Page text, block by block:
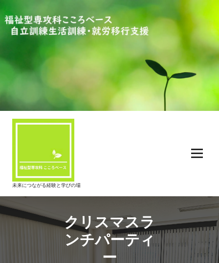
ン
テ
へ
ッ
プ
未来につながる経験と学びの場
クリスマスラ
ンチパーティ
ー